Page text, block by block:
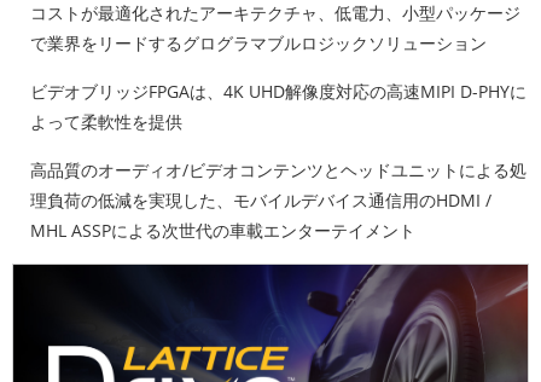
コストが最適化されたアーキテクチャ、低電力、小型パッケージ
で業界をリードするグログラマブルロジックソリューション
ビデオブリッジFPGAは、4K UHD解像度対応の高速MIPI D-PHYに
よって柔軟性を提供
高品質のオーディオ/ビデオコンテンツとヘッドユニットによる処
理負荷の低減を実現した、モバイルデバイス通信用のHDMI /
MHL ASSPによる次世代の車載エンターテイメント